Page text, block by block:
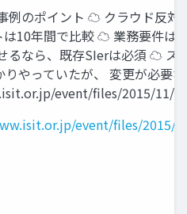
例のポイント ☁ クラウド反対
は10年間で比較 ☁ 業務要件は
るなら、既存SIerは必須 ☁ ス
りやっていたが、 変更が必要
event/ﬁles/2015/11/
event/files/2015/